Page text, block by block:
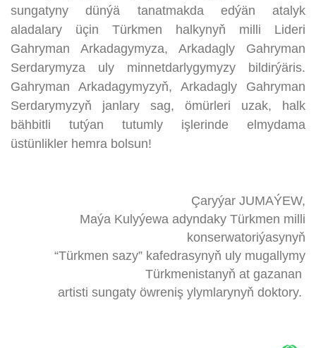
sungatyny dünýä tanatmakda edýän atalyk
aladalary üçin Türkmen halkynyň milli Lideri
Gahryman Arkadagymyza, Arkadagly Gahryman
Serdarymyza uly minnetdarlygymyzy bildirýäris.
Gahryman Arkadagymyzyň, Arkadagly Gahryman
Serdarymyzyň janlary sag, ömürleri uzak, halk
bähbitli tutýan tutumly işlerinde elmydama
üstünlikler hemra bolsun!
Çaryýar JUMAÝEW,
Maýa Kulyýewa adyndaky Türkmen milli
konserwatoriýasynyň
“Türkmen sazy” kafedrasynyň uly mugallymy
Türkmenistanyň at gazanan
artisti sungaty öwreniş ylymlarynyň doktory.